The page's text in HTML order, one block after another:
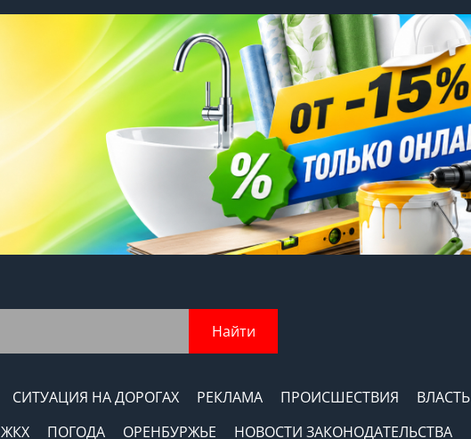
Найти
СИТУАЦИЯ НА ДОРОГАХ РЕКЛАМА ПРОИСШЕСТВИЯ
ВЛАСТЬ
ЖКХ ПОГОДА ОРЕНБУРЖЬЕ
НОВОСТИ ЗАКОНОДАТЕЛЬСТВА